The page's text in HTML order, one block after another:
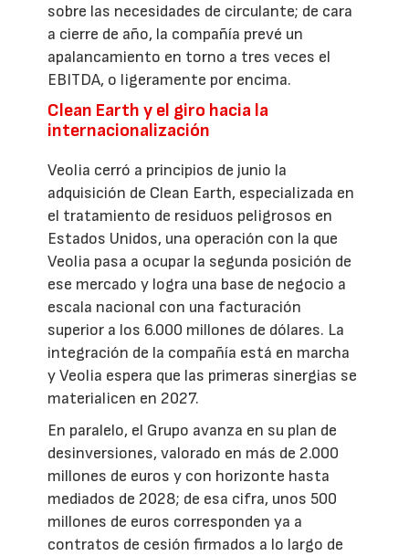
sobre las necesidades de circulante; de cara
a cierre de año, la compañía prevé un
apalancamiento en torno a tres veces el
EBITDA, o ligeramente por encima.
Clean Earth y el giro hacia la
internacionalización
Veolia cerró a principios de junio la
adquisición de Clean Earth, especializada en
el tratamiento de residuos peligrosos en
Estados Unidos, una operación con la que
Veolia pasa a ocupar la segunda posición de
ese mercado y logra una base de negocio a
escala nacional con una facturación
superior a los 6.000 millones de dólares. La
integración de la compañía está en marcha
y Veolia espera que las primeras sinergias se
materialicen en 2027.
En paralelo, el Grupo avanza en su plan de
desinversiones, valorado en más de 2.000
millones de euros y con horizonte hasta
mediados de 2028; de esa cifra, unos 500
millones de euros corresponden ya a
contratos de cesión firmados a lo largo de